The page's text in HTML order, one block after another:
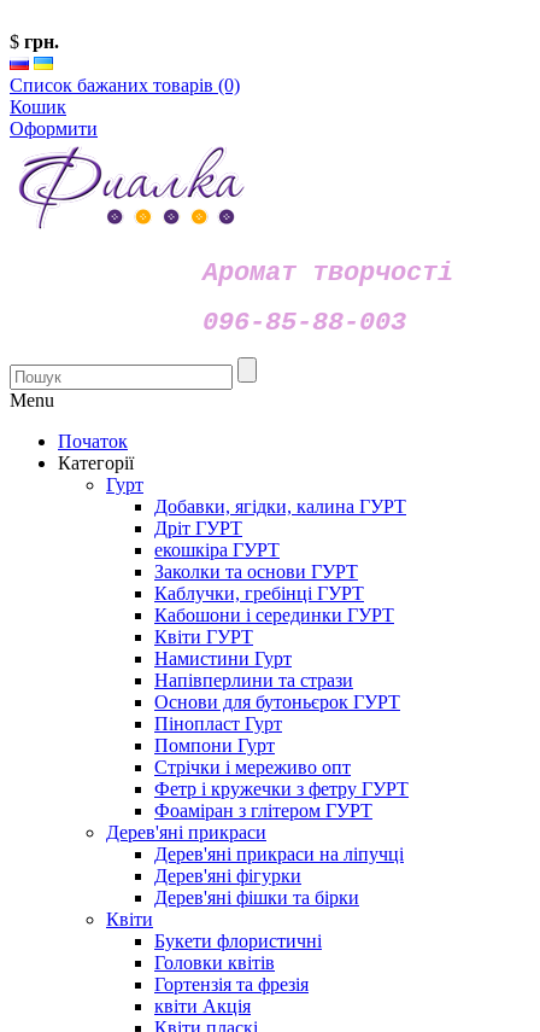
$ грн.
Список бажаних товарів (0)
Кошик
Оформити
Аромат творчості
096-85-88-003
Menu
Початок
Категорії
Гурт
Добавки, ягідки, калина ГУРТ
Дріт ГУРТ
екошкіра ГУРТ
Заколки та основи ГУРТ
Каблучки, гребінці ГУРТ
Кабошони і серединки ГУРТ
Квіти ГУРТ
Намистини Гурт
Напівперлини та стрази
Основи для бутоньєрок ГУРТ
Пінопласт Гурт
Помпони Гурт
Стрічки і мереживо опт
Фетр і кружечки з фетру ГУРТ
Фоаміран з глітером ГУРТ
Дерев'яні прикраси
Дерев'яні прикраси на ліпучці
Дерев'яні фігурки
Дерев'яні фішки та бірки
Квіти
Букети флористичні
Головки квітів
Гортензія та фрезія
квіти Акція
Квіти пласкі